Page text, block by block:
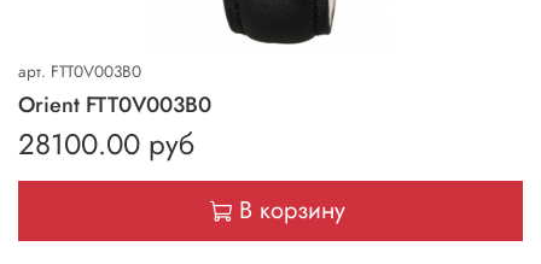
арт. FTT0V003B0
Orient FTT0V003B0
28100.00 руб
В корзину